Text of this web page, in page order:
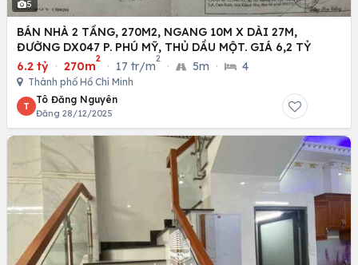
5
BÁN NHÀ 2 TẦNG, 270M2, NGANG 10M X DÀI 27M,
ĐƯỜNG DX047 P. PHÚ MỸ, THỦ DẦU MỘT. GIÁ 6,2 TỶ
6.2 tỷ · 270m
2
· 17 tr/m
2
· 5m · 4
Thành phố Hồ Chí Minh
T
Tô Đăng Nguyên
Đăng 28/12/2025